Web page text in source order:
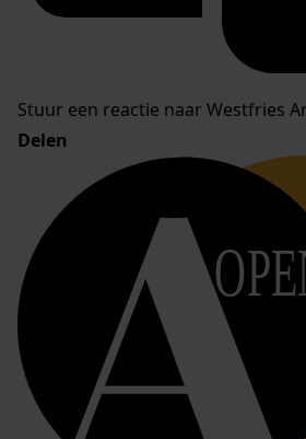
Stuur een reactie naar Westfries
Delen